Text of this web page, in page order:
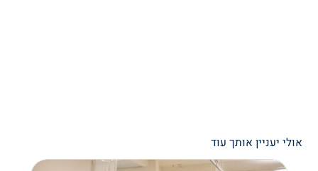
אולי יעניין אותך עוד